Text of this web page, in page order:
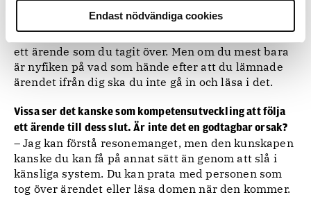
Endast nödvändiga cookies
då?
– Jag skulle vara försiktig med det. Det är mer
självklart att du har rätt att kolla upp historiken i
ett ärende som du tagit över. Men om du mest bara
är nyfiken på vad som hände efter att du lämnade
ärendet ifrån dig ska du inte gå in och läsa i det.
Vissa ser det kanske som kompetensutveckling att följa
ett ärende till dess slut. Är inte det en godtagbar orsak?
– Jag kan förstå resonemanget, men den kunskapen
kanske du kan få på annat sätt än genom att slå i
känsliga system. Du kan prata med personen som
tog över ärendet eller läsa domen när den kommer.